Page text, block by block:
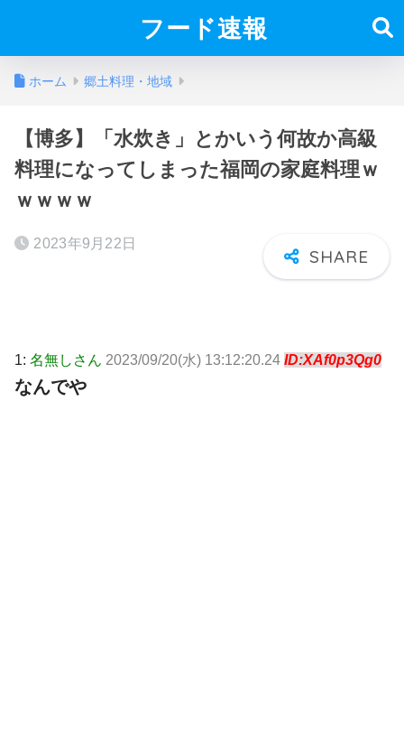
フード速報
ホーム 郷土料理・地域
【博多】「水炊き」とかいう何故か高級
料理になってしまった福岡の家庭料理ｗ
ｗｗｗｗ
2023年9月22日
1: 名無しさん 2023/09/20(水) 13:12:20.24 ID:XAf0p3Qg0
なんでや